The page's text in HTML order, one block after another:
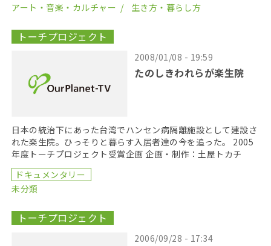
アート・音楽・カルチャー
生き方・暮らし方
トーチプロジェクト
2008/01/08 - 19:59
たのしきわれらが楽生院
日本の統治下にあった台湾でハンセン病隔離施設として建設さ
れた楽生院。ひっそりと暮らす入居者達の今を追った。 2005
年度トーチプロジェクト受賞企画 企画・制作：土屋トカチ
ドキュメンタリー
未分類
トーチプロジェクト
2006/09/28 - 17:34